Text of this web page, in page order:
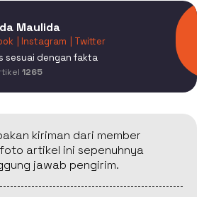
Maulida
| Instagram
| Twitter
sesuai dengan fakta
1265
kiriman dari member
artikel ini sepenuhnya
jawab pengirim.